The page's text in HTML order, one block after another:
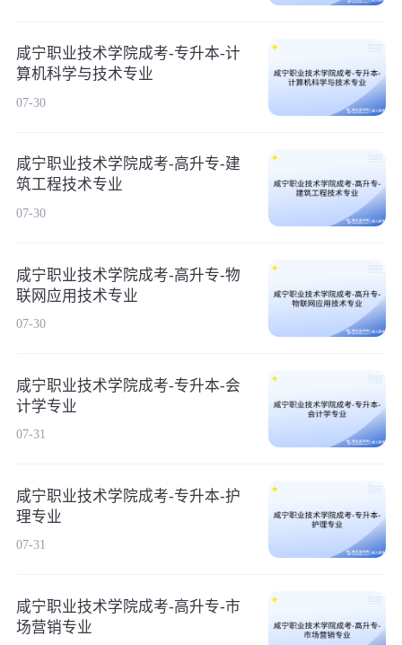
咸宁职业技术学院成考-专升本-计
算机科学与技术专业
07-30
咸宁职业技术学院成考-高升专-建
筑工程技术专业
07-30
咸宁职业技术学院成考-高升专-物
联网应用技术专业
07-30
咸宁职业技术学院成考-专升本-会
计学专业
07-31
咸宁职业技术学院成考-专升本-护
理专业
07-31
咸宁职业技术学院成考-高升专-市
场营销专业